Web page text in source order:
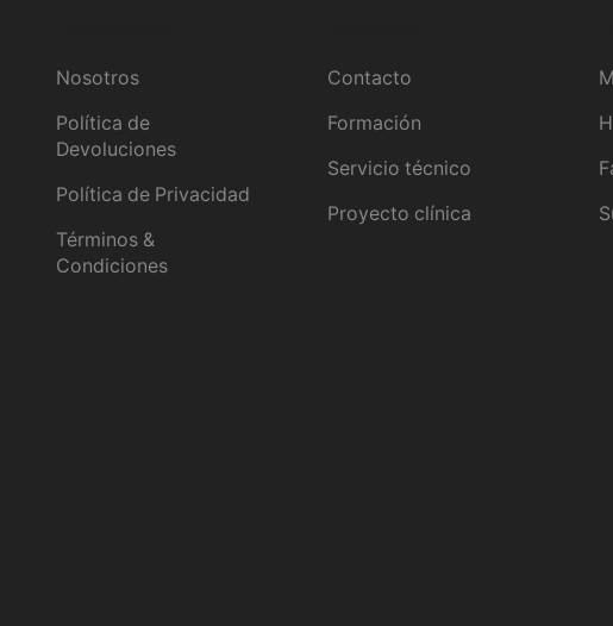
Nosotros
Política de
Devoluciones
Política de Privacidad
Términos &
Condiciones
Contacto
Formación
Servicio técnico
Proyecto clínica